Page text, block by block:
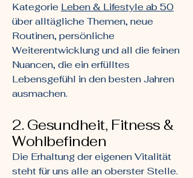
Kategorie Leben & Lifestyle ab 50
über alltägliche Themen, neue
Routinen, persönliche
Weiterentwicklung und all die feinen
Nuancen, die ein erfülltes
Lebensgefühl in den besten Jahren
ausmachen.
2. Gesundheit, Fitness &
Wohlbefinden
Die Erhaltung der eigenen Vitalität
steht für uns alle an oberster Stelle.